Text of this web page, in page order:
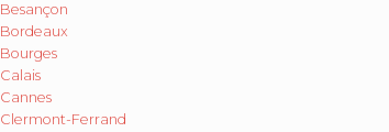
Besançon
Bordeaux
Bourges
Calais
Cannes
Clermont-Ferrand